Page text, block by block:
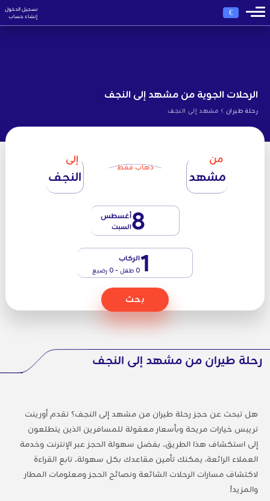
€
تسجيل الدخول
إنشاء حساب
الرحلات الجوية من مشهد إلى النجف
رحلة طيران › مشهد إلى النجف
من
مشهد ذهاب فقط
إلى
النجف
8أغسطس
السبت
1الركاب
0 طفل - 0 رضيع
بحث
رحلة طيران من مشهد إلى النجف
هل تبحث عن حجز رحلة طيران من مشهد إلى النجف؟ تقدم أورينت
تريبس خيارات مريحة وبأسعار معقولة للمسافرين الذين يتطلعون
إلى استكشاف هذا الطريق. بفضل سهولة الحجز عبر الإنترنت وخدمة
العملاء الرائعة، يمكنك تأمين مقاعدك بكل سهولة. تابع القراءة
لاكتشاف مسارات الرحلات الشائعة ونصائح الحجز ومعلومات المطار
والمزيد!